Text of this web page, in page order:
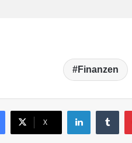
Finanzen
X
LinkedIn